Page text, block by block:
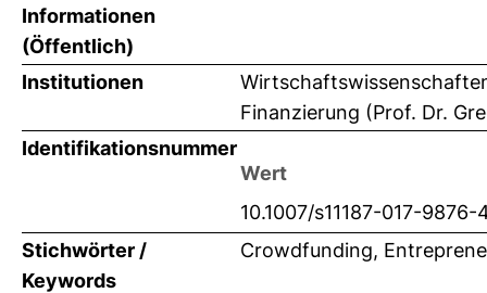
Informationen
(Öffentlich)
Institutionen
Finanzierung (Prof. Dr.
Identifikationsnummer
Wert
10.1007/s11187-017-9876-
Stichwörter /
Keywords
Crowdfunding,